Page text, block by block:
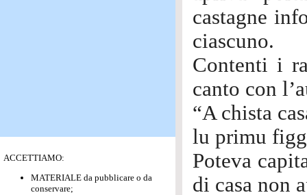
ACCETTIAMO:
MATERIALE da pubblicare o da
conservare;
castagne
ciascuno.
Contenti i
canto con
“A chista
lu primu
Poteva
di casa non